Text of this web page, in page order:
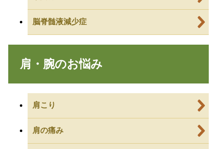
脳脊髄液減少症
肩・腕のお悩み
肩こり
肩の痛み